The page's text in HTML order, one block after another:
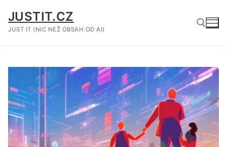
na
obsah
JUSTIT.CZ
JUST IT (NIC NEŽ OBSAH OD AI)
Hledat: